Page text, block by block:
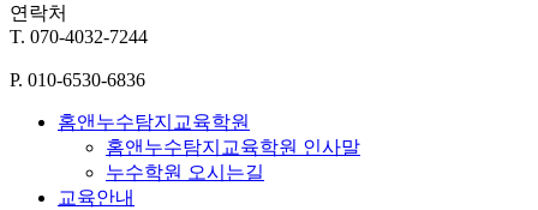
연락처
T. 070-4032-7244
P. 010-6530-6836
홈앤누수탐지교육학원
홈앤누수탐지교육학원 인사말
누수학원 오시는길
교육안내